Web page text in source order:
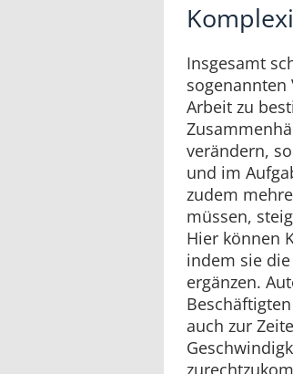
Insgesamt
sogenannten
Arbeit zu
verändern,
und im
zudem
müssen,
Hier können
indem sie
ergänzen.
auch zur